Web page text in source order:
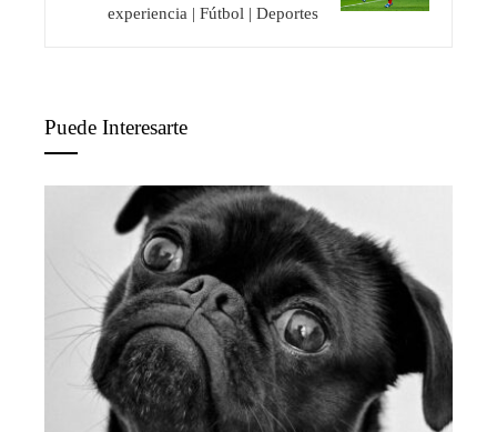
experiencia | Fútbol | Deportes
Puede Interesarte